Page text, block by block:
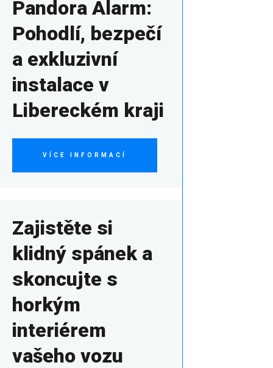
Pandora Alarm:
Pohodlí, bezpečí
a exkluzivní
instalace v
Libereckém kraji
VÍCE INFORMACÍ
Zajistěte si
klidný spánek a
skoncujte s
horkým
interiérem
vašeho vozu